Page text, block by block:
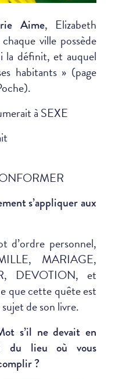
Aime, Elizabeth
ville possède
la définit, et auquel
habitants » (page
à SEXE
s’appliquer aux
d’ordre personnel,
MARIAGE,
DEVOTION, et
que cette quête est
de son livre.
s’il ne devait en
du lieu où vous
?